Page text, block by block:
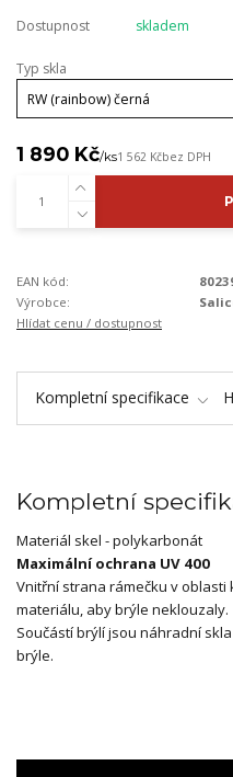
Dostupnost skladem
Typ skla
1 890 Kč/ks1 562 Kčbez DPH
EAN kód:
Výrobce:
Hlídat cenu / dostupnost
Kompletní specifikace
Kompletní
Materiál skel - polykarbonát
Maximální ochrana UV 400
Vnitřní strana rámečku v oblasti
materiálu, aby brýle neklouzaly.
Součástí brýlí jsou náhradní
brýle.